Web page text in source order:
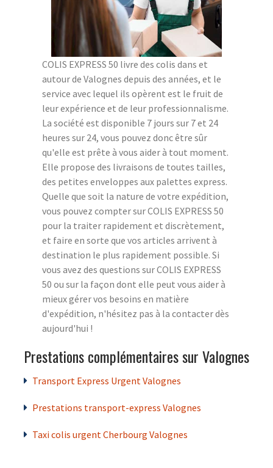
COLIS EXPRESS 50 livre des colis dans et
autour de Valognes depuis des années, et le
service avec lequel ils opèrent est le fruit de
leur expérience et de leur professionnalisme.
La société est disponible 7 jours sur 7 et 24
heures sur 24, vous pouvez donc être sûr
qu'elle est prête à vous aider à tout moment.
Elle propose des livraisons de toutes tailles,
des petites enveloppes aux palettes express.
Quelle que soit la nature de votre expédition,
vous pouvez compter sur COLIS EXPRESS 50
pour la traiter rapidement et discrètement,
et faire en sorte que vos articles arrivent à
destination le plus rapidement possible. Si
vous avez des questions sur COLIS EXPRESS
50 ou sur la façon dont elle peut vous aider à
mieux gérer vos besoins en matière
d'expédition, n'hésitez pas à la contacter dès
aujourd'hui !
Prestations complémentaires sur Valognes
Transport Express Urgent Valognes
Prestations transport-express Valognes
Taxi colis urgent Cherbourg Valognes